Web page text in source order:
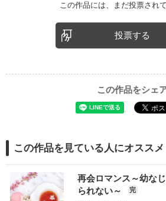
この作品には、まだ投票されて
投票する
この作品をシェ
この作品を見ている人にオススメ
再会ロマンス～幼な
られない～
完